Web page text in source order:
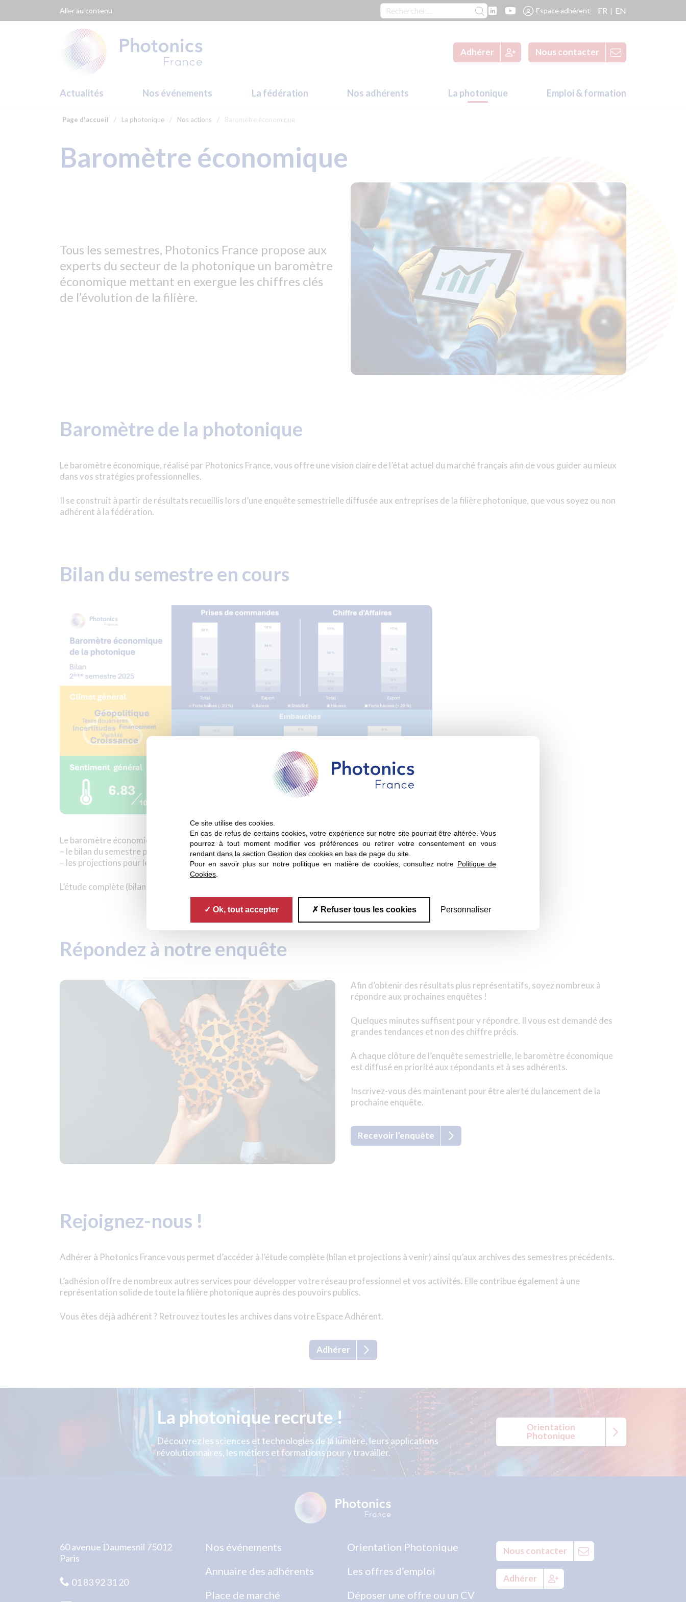
Ce site utilise des cookies.
En cas de refus de certains cookies, votre expérience sur notre site pourrait être altérée. Vous
pourrez à tout moment modifier vos préférences ou retirer votre consentement en vous
rendant dans la section Gestion des cookies en bas de page du site.
Pour en savoir plus sur notre politique en matière de cookies, consultez notre Politique de
Cookies
Ok, tout accepter Refuser tous les cookies Personnaliser
Aller au contenu Rechercher : Espace adhérent FR EN
Adhérer Nous contacter
Actualités Nos événements La fédération Nos adhérents La photonique Emploi & formation
Page d'accueil / La photonique / Nos actions / Baromètre économique
Baromètre économique
Tous les semestres, Photonics France propose aux
experts du secteur de la photonique un baromètre
économique mettant en exergue les chiffres clés
de l’évolution de la filière.
Baromètre de la photonique
Le baromètre économique, réalisé par Photonics France, vous offre une vision claire de l’état actuel du marché français afin de vous guider au mieux
dans vos stratégies professionnelles.
Il se construit à partir de résultats recueillis lors d’une enquête semestrielle diffusée aux entreprises de la filière photonique, que vous soyez ou non
adhérent à la fédération.
Bilan du semestre en cours
Le baromètre économique se décompose en deux parties :
– le bilan du semestre passé,
– les projections pour le semestre à venir.
L’étude complète (bilan et projections à venir) est réservée aux adhérents de Photonics France et aux répondants de l’enquête.
Répondez à notre enquête
Afin d’obtenir des résultats plus représentatifs, soyez nombreux à
répondre aux prochaines enquêtes !
Quelques minutes suffisent pour y répondre. Il vous est demandé des
grandes tendances et non des chiffre précis.
A chaque clôture de l’enquête semestrielle, le baromètre économique
est diffusé en priorité aux répondants et à ses adhérents.
Inscrivez-vous dès maintenant pour être alerté du lancement de la
prochaine enquête.
Recevoir l’enquête
Rejoignez-nous !
Adhérer à Photonics France vous permet d’accéder à l’étude complète (bilan et projections à venir) ainsi qu’aux archives des semestres précédents.
L’adhésion offre de nombreux autres services pour développer votre réseau professionnel et vos activités. Elle contribue également à une
représentation solide de toute la filière photonique auprès des pouvoirs publics.
Vous êtes déjà adhérent ? Retrouvez toutes les archives dans votre Espace Adhérent.
Adhérer
La photonique recrute !
Découvrez les sciences et technologies de la lumière, leurs applications
révolutionnaires, les métiers et formations pour y travailler.
Orientation
Photonique
60 avenue Daumesnil 75012
Paris
01 83 92 31 20
Nos événements
Annuaire des adhérents
Place de marché
Orientation Photonique
Les offres d’emploi
Déposer une offre ou un CV
Nous contacter
Adhérer